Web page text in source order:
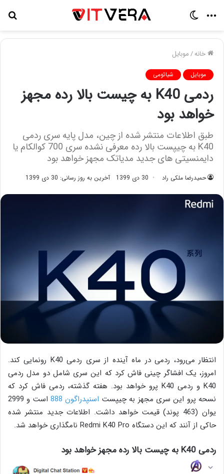
منو
خانه/موبایل
موبایل شیائومی
ردمی K40 به چیست بالا رده مجهز
خواهد بود
طبق اطلاعات منتشر شده از چین، مدل پایه سری ردمی
K40 به چیپست بالا رده معرفی نشده سری 700 کوالکام یا
دایمنسیتی های جدید مدیاتک مجهز خواهد بود
حمیدرضا ملکی راد 30 دی 1399 آخرین به روز رسانی: 30 دی 1399
انتظار می‌رود، ردمی در ماه آینده از سری ردمی K40 رونمایی کند.
امروز، یک افشاگر چینی فاش کرد که این سری شامل دو مدل ردمی
K40 و ردمی K40 پرو خواهد بود. هفته گذشته، ردمی فاش کرد که
نسحه پرو این سری مجهز به چیپست اسنپدراگون 888
است و 2999
یوان (463 پوند) قیمت خواهد داشت. اطلاعات جدید منتشر شده
حاکی از آنند که این دستگاه Redmi K40 Pro نامگذاری خواهد شد.
ردمی K40 به چیست بالا رده مجهز خواهد بود